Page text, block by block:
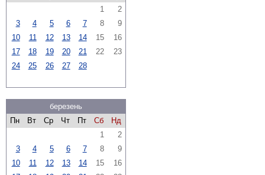
1
2
3
4 5 6 7 8
9
10
11 12 13 14 15
16
17
18 19 20 21 22
23
24
25 26 27 28
березень
Пн
Вт Ср Чт Пт Сб
Нд
1
2
3
4 5 6 7 8
9
10
11 12 13 14 15
16